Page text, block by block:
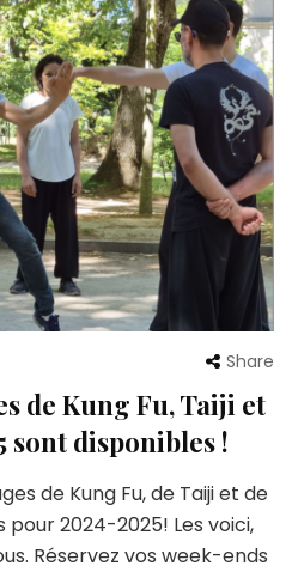
Share
de Kung Fu, Taiji et
sont disponibles !
de Kung Fu, de Taiji et de
pour 2024-2025! Les voici,
Réservez vos week-ends